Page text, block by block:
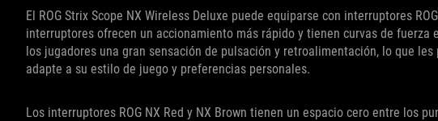
El ROG Strix Scope NX Wireless Deluxe puede equiparse con interruptores
interruptores ofrecen un accionamiento más rápido y tienen curvas de fuerza
los jugadores una gran sensación de pulsación y retroalimentación, lo que
adapte a su estilo de juego y preferencias personales.
Los interruptores ROG NX Red y NX Brown tienen un espacio cero entre los